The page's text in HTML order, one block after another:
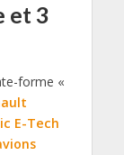
et 3
forme «
E-Tech